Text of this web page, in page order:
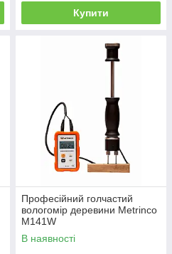
Купити
Професійний голчастий
вологомір деревини Metrinco
M141W
В наявності